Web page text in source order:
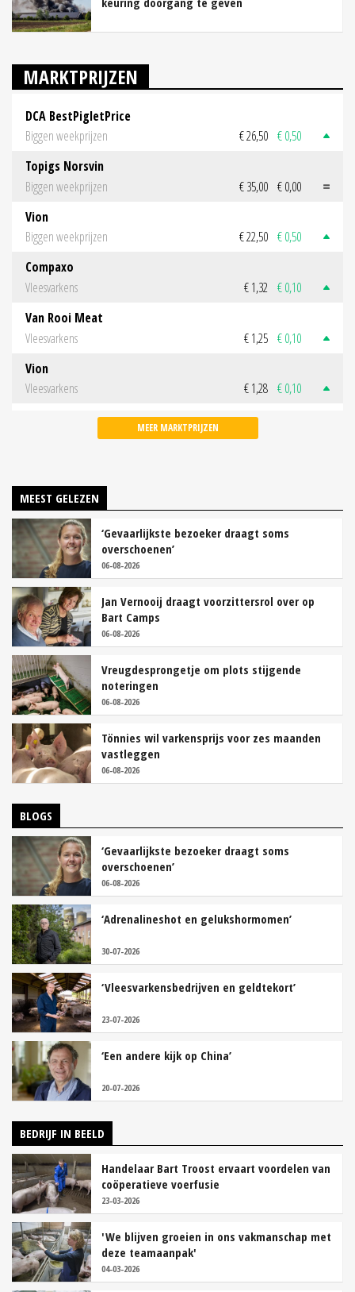
MARKTPRIJZEN
DCA BestPigletPrice
Biggen weekprijzen
€ 26,50 € 0,50
Topigs Norsvin
Biggen weekprijzen
€ 35,00 € 0,00
Vion
Biggen weekprijzen
€ 22,50 € 0,50
Compaxo
Vleesvarkens
€ 1,32 € 0,10
Van Rooi Meat
Vleesvarkens
€ 1,25 € 0,10
Vion
Vleesvarkens
€ 1,28 € 0,10
MEER MARKTPRIJZEN
MEEST GELEZEN
‘Gevaarlijkste bezoeker draagt soms
overschoenen’
06-08-2026
Jan Vernooij draagt voorzittersrol over op
Bart Camps
06-08-2026
Vreugdesprongetje om plots stijgende
noteringen
06-08-2026
Tönnies wil varkensprijs voor zes maanden
vastleggen
06-08-2026
BLOGS
‘Gevaarlijkste bezoeker draagt soms
overschoenen’
06-08-2026
‘Adrenalineshot en gelukshormomen’
30-07-2026
‘Vleesvarkensbedrijven en geldtekort’
23-07-2026
‘Een andere kijk op China’
20-07-2026
BEDRIJF IN BEELD
Handelaar Bart Troost ervaart voordelen van
coöperatieve voerfusie
23-03-2026
'We blijven groeien in ons vakmanschap met
deze teamaanpak'
04-03-2026